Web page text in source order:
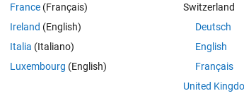
France (Français)
Ireland (English)
Italia (Italiano)
Luxembourg (English)
Switzerland
Deutsch
English
Français
United